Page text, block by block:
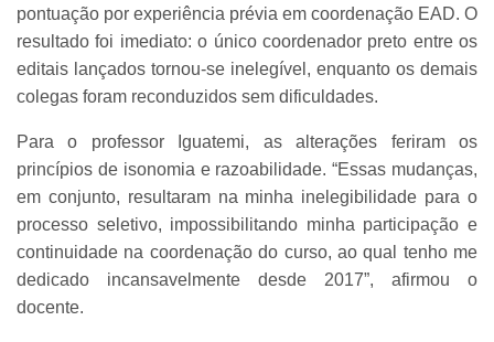
pontuação por experiência prévia em coordenação EAD. O
resultado foi imediato: o único coordenador preto entre os
editais lançados tornou-se inelegível, enquanto os demais
colegas foram reconduzidos sem dificuldades.
Para o professor Iguatemi, as alterações feriram os
princípios de isonomia e razoabilidade. “Essas mudanças,
em conjunto, resultaram na minha inelegibilidade para o
processo seletivo, impossibilitando minha participação e
continuidade na coordenação do curso, ao qual tenho me
dedicado incansavelmente desde 2017”, afirmou o
docente.